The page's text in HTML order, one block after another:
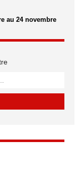
au 24 novembre